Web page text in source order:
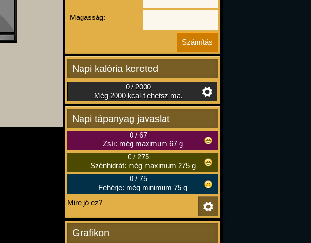
Magasság:
Napi kalória kereted
0 / 2000
Még 2000 kcal-t ehetsz ma.
Napi tápanyag javaslat
0/ 67
Zsír: még maximum 67 g
0/ 275
Szénhidrát: még maximum 275 g
0/ 75
Fehérje: még minimum 75 g
Mire jó ez?
Grafikon